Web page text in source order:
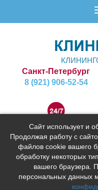
Санкт-Петербург
8 (921) 906-52-54
Время работы
Круглосуточно
Заказать обратный
© 2001-2025
Сайт использует и
Продолжая работу с
файлов cookie вашего
обработку некоторых
вашего браузера.
персональных данных